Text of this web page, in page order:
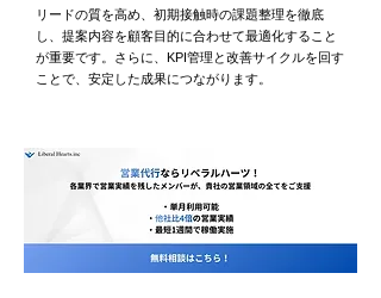
リードの質を高め、初期接触時の課題整理を徹底
し、提案内容を顧客目的に合わせて最適化すること
が重要です。さらに、KPI管理と改善サイクルを回す
ことで、安定した成果につながります。